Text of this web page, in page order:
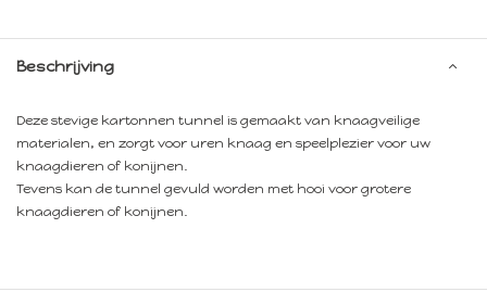
Beschrijving
Deze stevige kartonnen tunnel is gemaakt van knaagveilige
materialen, en zorgt voor uren knaag en speelplezier voor uw
knaagdieren of konijnen.
Tevens kan de tunnel gevuld worden met hooi voor grotere
knaagdieren of konijnen.